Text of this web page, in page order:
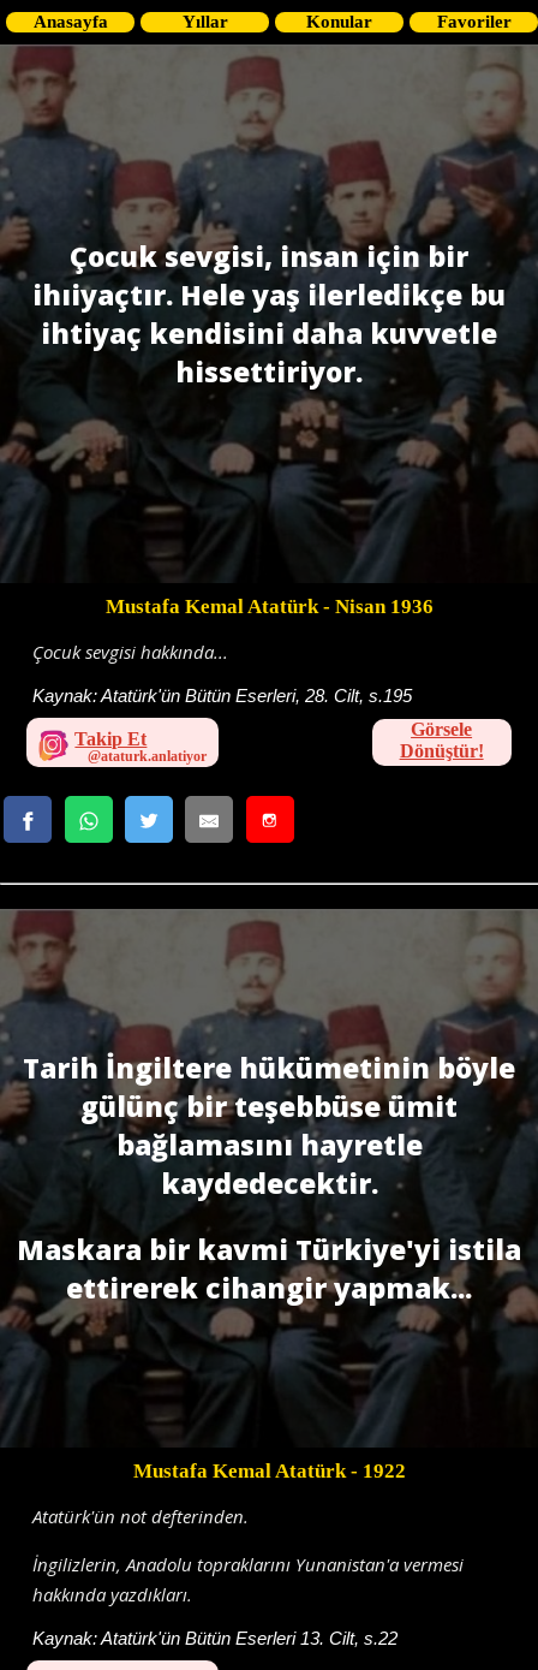
Anasayfa Yıllar Konular Favoriler
Çocuk sevgisi, insan için bir
ihıiyaçtır. Hele yaş ilerledikçe bu
ihtiyaç kendisini daha kuvvetle
hissettiriyor.
Mustafa Kemal Atatürk- Nisan 1936
Çocuk sevgisi hakkında...
Kaynak:Atatürk'ün Bütün Eserleri, 28. Cilt, s.195
Takip Et
Görsele
Dönüştür!
Tarih İngiltere hükümetinin böyle
gülünç bir teşebbüse ümit
bağlamasını hayretle
kaydedecektir.
Maskara bir kavmi Türkiye'yi istila
ettirerek cihangir yapmak...
Mustafa Kemal Atatürk- 1922
Atatürk'ün not defterinden.
İngilizlerin, Anadolu topraklarını Yunanistan'a vermesi
hakkında yazdıkları.
Kaynak:Atatürk'ün Bütün Eserleri 13. Cilt, s.22